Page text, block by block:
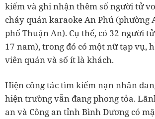
kiếm và ghi nhận thêm số người tử
cháy quán karaoke An Phú (phường
phố Thuận An). Cụ thể, có 32 người
17 nam), trong đó có một nữ tạp vụ,
viên quán và số ít là khách.
Hiện công tác tìm kiếm nạn nhân
hiện trường vẫn đang phong tỏa.
an và Công an tỉnh Bình Dương có